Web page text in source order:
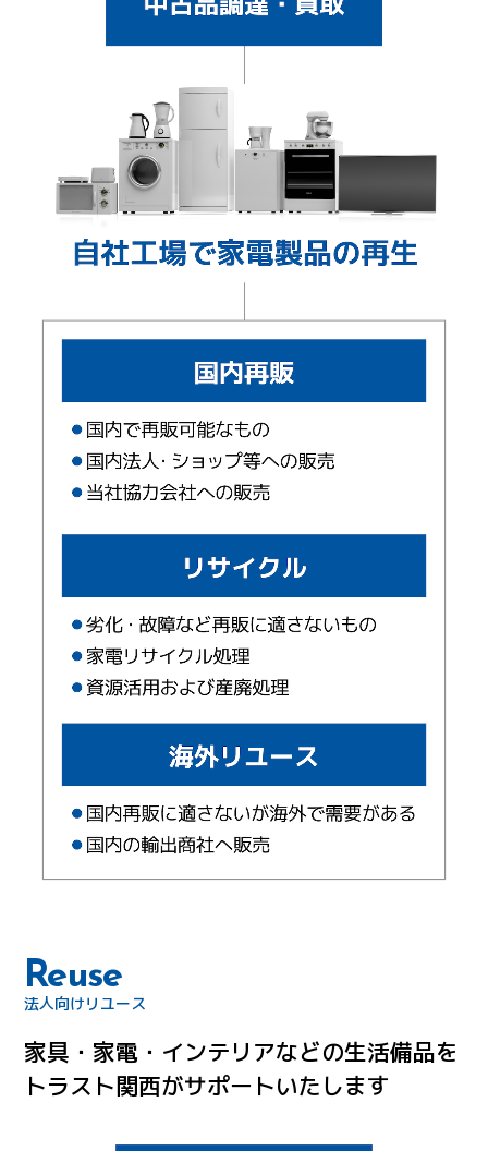
Reuse
法人向けリユース
家具・家電・インテリアなどの生活備品を
トラスト関西がサポートいたします